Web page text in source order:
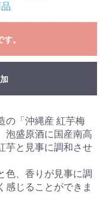
。
の「沖縄産 紅芋梅
泡盛原酒に国産南高
芋と見事に調和させ
色、香りが見事に調
感じることができま